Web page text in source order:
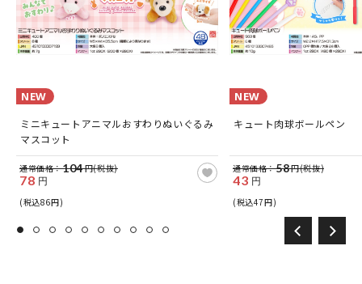
NEW
ミニキュートアニマルおすわりぬいぐるみ
マスコット
通常価格：104円(税抜)
78 円
(税込86円)
NEW
キュート肉球ボールペン
通常価格：58円(税抜)
43 円
(税込47円)